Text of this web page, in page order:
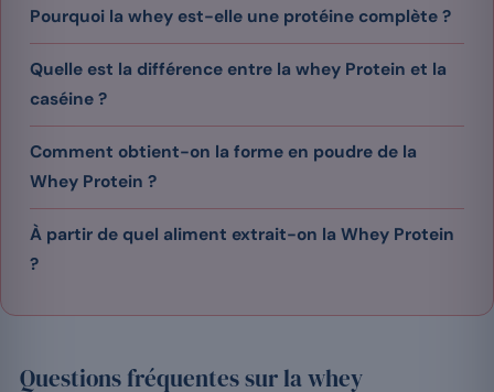
Pourquoi la whey est-elle une protéine complète ?
Quelle est la différence entre la whey Protein et la
caséine ?
Comment obtient-on la forme en poudre de la
Whey Protein ?
À partir de quel aliment extrait-on la Whey Protein
?
Questions fréquentes sur la whey